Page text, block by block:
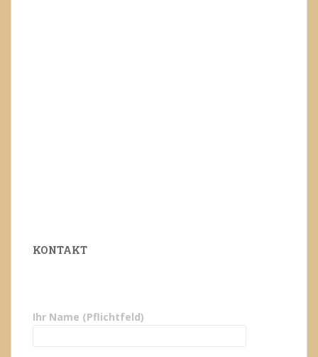
KONTAKT
Ihr Name (Pflichtfeld)